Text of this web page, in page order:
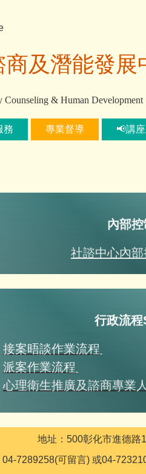
及潛能發展
& Human
務 專業督導 📢講
內部控
社諮中心內
行政流程
接案晤談作業流程
派案作業流程
心理衛生推廣及諮商專業
地址：500彰化市進德路
7289258(可留言) 或04-